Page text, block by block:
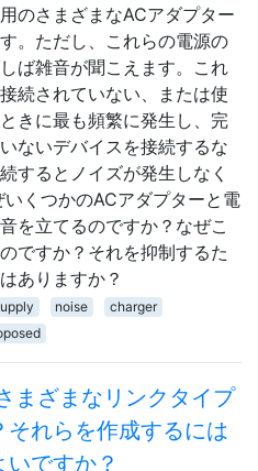
のさまざまなACアダプター
。ただし、これらの電源の
ば雑音が聞こえます。これ
続されていない、または使
きに最も頻繁に発生し、完
ないデバイスを接続するな
するとノイズが発生しなく
くつかのACアダプターと電
を立てるのですか？なぜこ
ですか？それを抑制するた
ありますか？
noise
charger
まざまなリンクタイプ
それらを作成するには
いですか？